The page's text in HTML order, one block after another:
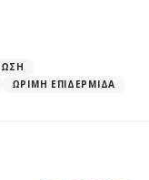
ΏΡΙΜΗ ΕΠΙΔΕΡΜΊΔΑ